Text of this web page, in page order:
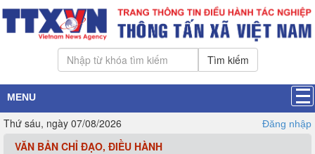
Tìm kiếm
MENU
Thứ sáu, ngày 07/08/2026 Đăng nhập
VĂN BẢN CHỈ ĐẠO, ĐIỀU HÀNH